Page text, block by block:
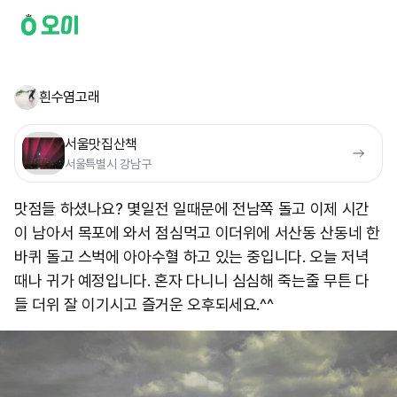
흰수염고래
서울맛집산책
서울특별시 강남구
맛점들 하셨나요? 몇일전 일때문에 전남쪽 돌고 이제 시간
이 남아서 목포에 와서 점심먹고 이더위에 서산동 산동네 한
바퀴 돌고 스벅에 아아수혈 하고 있는 중입니다. 오늘 저녁
때나 귀가 예정입니다. 혼자 다니니 심심해 죽는줄 무튼 다
들 더위 잘 이기시고 즐거운 오후되세요.^^